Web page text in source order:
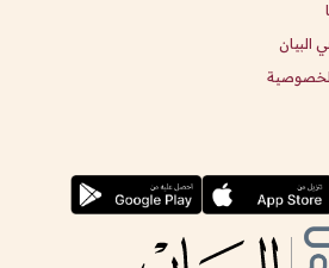
البيان